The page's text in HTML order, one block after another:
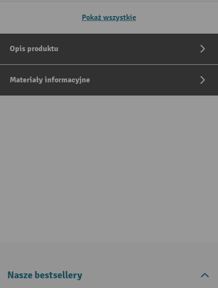
Pokaż wszystkie
Opis produktu
Materiały informacyjne
Nasze bestsellery